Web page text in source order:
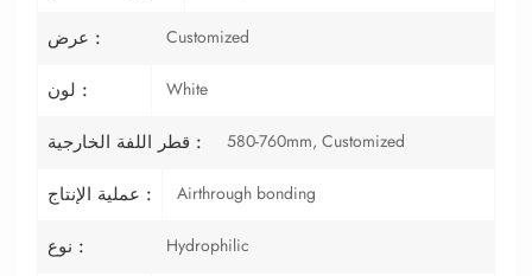
عرض : Customized
لون : White
قطر اللفة الخارجية : 580-760mm, Customized
عملية الإنتاج : Airthrough bonding
نوع : Hydrophilic